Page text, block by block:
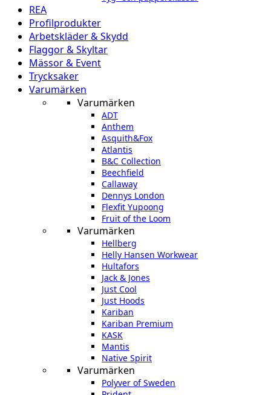
REA
Profilprodukter
Arbetskläder & Skydd
Flaggor & Skyltar
Mässor & Event
Trycksaker
Varumärken
Varumärken
ADT
Anthem
Asquith&Fox
Atlantis
B&C Collection
Beechfield
Callaway
Dennys London
Flexfit Yupoong
Fruit of the Loom
Varumärken
Hellberg
Helly Hansen Workwear
Hultafors
Jack & Jones
Just Cool
Just Hoods
Kariban
Kariban Premium
KASK
Mantis
Native Spirit
Varumärken
Polyver of Sweden